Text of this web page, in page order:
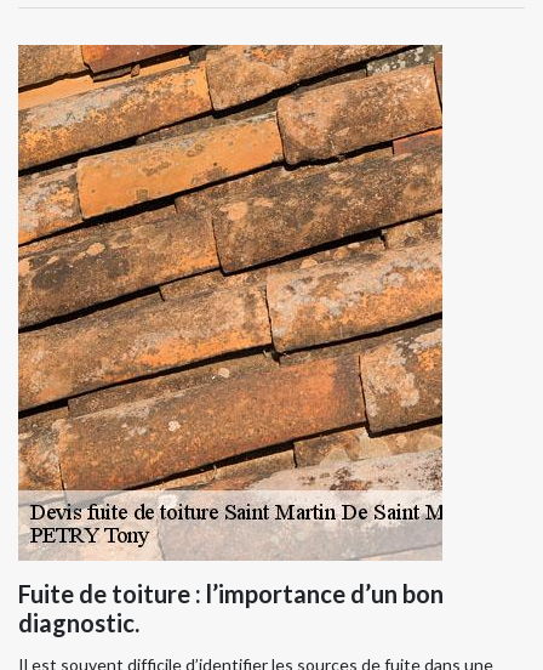
Fuite de toiture : l’importance d’un bon
diagnostic.
Il est souvent difficile d’identifier les sources de fuite dans une